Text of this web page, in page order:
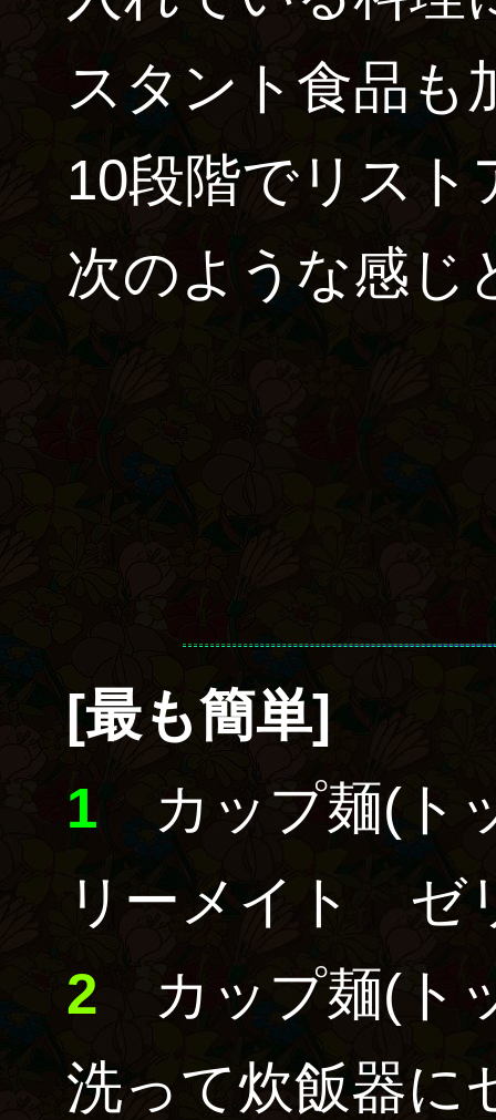
スタント食品も
10段階でリス
次のような感じ
[最も簡単]
1 カップ麺(ト
リーメイト ゼ
2 カップ麺(ト
洗って炊飯器